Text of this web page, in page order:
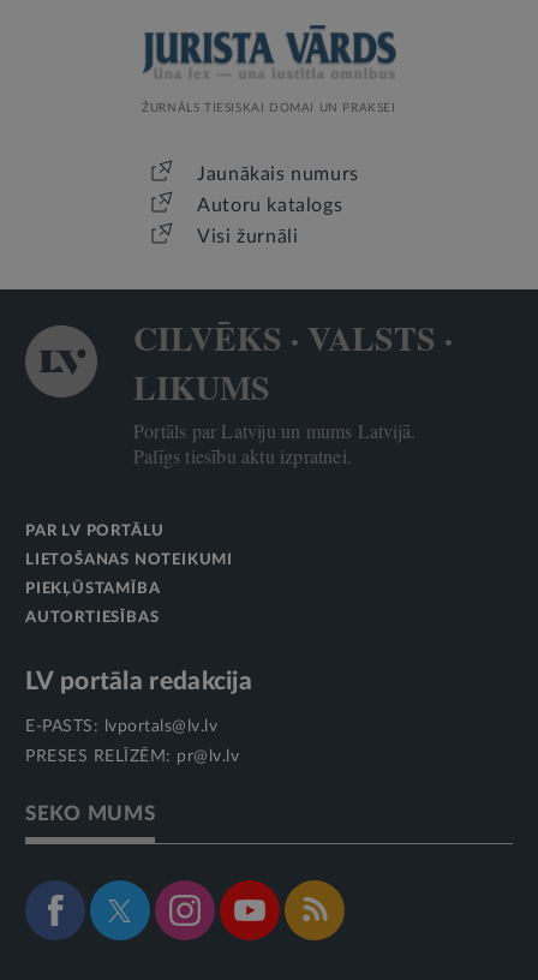
ŽURNĀLS TIESISKAI DOMAI UN PRAKSEI
Jaunākais numurs
Autoru katalogs
Visi žurnāli
CILVĒKS · VALSTS ·
LIKUMS
Portāls par Latviju un mums Latvijā.
Palīgs tiesību aktu izpratnei.
PAR LV PORTĀLU
LIETOŠANAS NOTEIKUMI
PIEKĻŪSTAMĪBA
AUTORTIESĪBAS
LV portāla redakcija
E-PASTS:
lvportals@lv.lv
PRESES RELĪZĒM: pr@lv.lv
SEKO MUMS